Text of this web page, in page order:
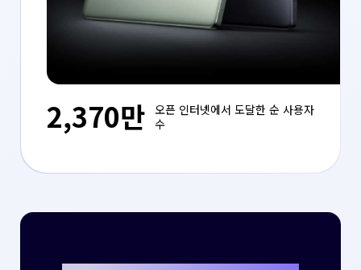
2,370만 오픈 인터넷에서 도달한 순 사용자
수